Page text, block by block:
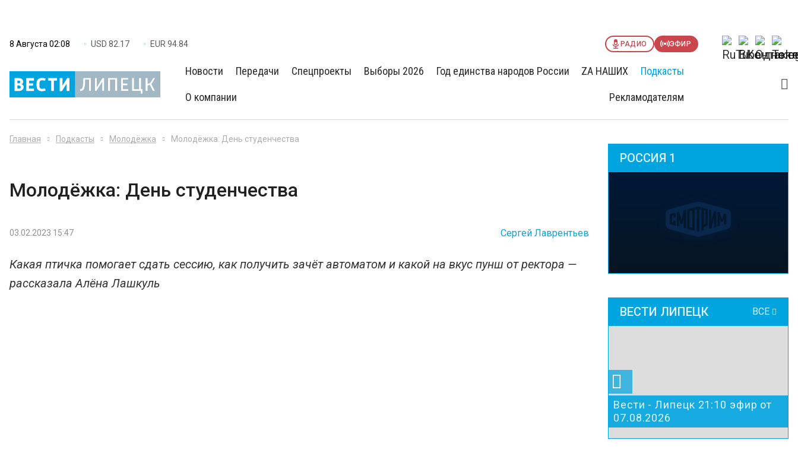
8 Августа 02:08 USD 82.17 EUR 94.84 РАДИО ЭФИР
Новости Передачи Спецпроекты Выборы 2026 Год единства народов России ZА НАШИХ Подкасты
О компании Рекламодателям
Главная Подкасты Молодёжка Молодёжка: День студенчества
Молодёжка: День студенчества
03.02.2023 15:47 Сергей Лаврентьев
Какая птичка помогает сдать сессию, как получить зачёт автоматом и какой на вкус пунш от ректора —
рассказала Алёна Лашкуль
РОССИЯ 1
ВЕСТИ ЛИПЕЦК ВСЕ
Вести - Липецк 21:10 эфир от
07.08.2026